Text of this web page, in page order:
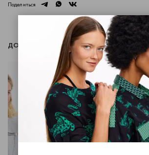
Поделиться telegramwhatsapp
vk
ДОПОЛНИТЬ ОБРАЗ